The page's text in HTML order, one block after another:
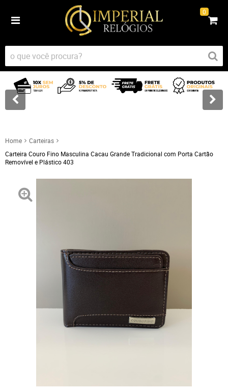
0
Home
Carteiras
Carteira Couro Fino Masculina Cacau Grande Tradicional com Porta Cartão
Removível e Plástico 403